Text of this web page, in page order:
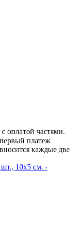
оплатой частями.
платеж
каждые две
10x5 см. -